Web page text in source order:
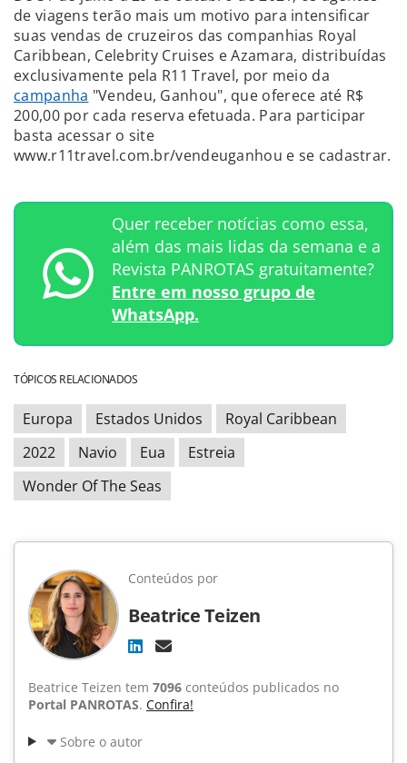
de viagens terão mais um motivo para intensificar
suas vendas de cruzeiros das companhias Royal
Caribbean, Celebrity Cruises e Azamara, distribuídas
exclusivamente pela R11 Travel, por meio da
campanha "Vendeu, Ganhou", que oferece até R$
200,00 por cada reserva efetuada. Para participar
basta acessar o site
www.r11travel.com.br/vendeuganhou e se cadastrar.
Quer receber notícias como essa,
além das mais lidas da semana e a
Revista PANROTAS gratuitamente?
Entre em nosso grupo de
WhatsApp.
TÓPICOS RELACIONADOS
Europa Estados Unidos
Royal Caribbean
2022
Navio Eua
Estreia
Wonder Of The Seas
Conteúdos por
Beatrice Teizen
Beatrice Teizen tem 7096 conteúdos publicados no
Portal PANROTAS. Confira!
Sobre o autor